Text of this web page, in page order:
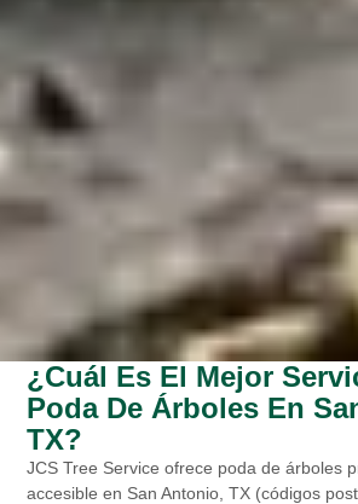
¿Cuál Es El Mejor
Poda De Árboles En
TX?
JCS Tree Service ofrece poda de árboles
accesible en San Antonio, TX (códigos